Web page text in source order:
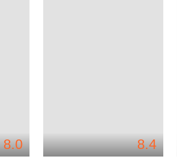
8.0 8.4